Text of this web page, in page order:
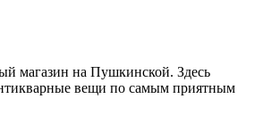
магазин на Пушкинской. Здесь
вещи по самым приятным